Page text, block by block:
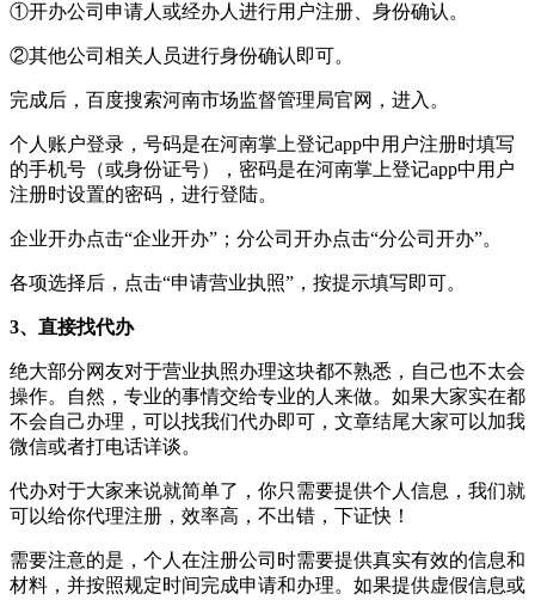
①开办公司申请人或经办人进行用户注册、身份确认。
②其他公司相关人员进行身份确认即可。
完成后，百度搜索河南市场监督管理局官网，进入。
个人账户登录，号码是在河南掌上登记app中用户注册时填写
的手机号（或身份证号），密码是在河南掌上登记app中用户
注册时设置的密码，进行登陆。
企业开办点击“企业开办”；分公司开办点击“分公司开办”。
各项选择后，点击“申请营业执照”，按提示填写即可。
3、直接找代办
绝大部分网友对于营业执照办理这块都不熟悉，自己也不太会
操作。自然，专业的事情交给专业的人来做。如果大家实在都
不会自己办理，可以找我们代办即可，文章结尾大家可以加我
微信或者打电话详谈。
代办对于大家来说就简单了，你只需要提供个人信息，我们就
可以给你代理注册，效率高，不出错，下证快！
需要注意的是，个人在注册公司时需要提供真实有效的信息和
材料，并按照规定时间完成申请和办理。如果提供虚假信息或